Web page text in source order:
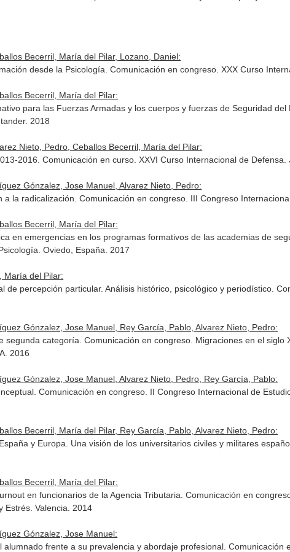
Becerril, María del Pilar, Lozano, Daniel:
desde la Psicología. Comunicación en congreso. XXX Curso
Becerril, María del Pilar:
para las Fuerzas Armadas y los cuerpos y fuerzas de Seguridad
2018
Nieto, Pedro, Ceballos Becerril, María del Pilar:
2016. Comunicación en curso. XXVI Curso Internacional de Defensa.
Gónzalez, Jose Manuel, Alvarez Nieto, Pedro:
la radicalización. Comunicación en congreso. III Congreso
Becerril, María del Pilar:
en emergencias en los programas formativos de las academias de
Oviedo, España. 2017
María del Pilar:
de percepción particular. Análisis histórico, psicológico y periodístico.
Gónzalez, Jose Manuel, Rey García, Pablo, Alvarez Nieto, Pedro:
segunda categoría. Comunicación en congreso. Migraciones en el siglo
2016
Gónzalez, Jose Manuel, Alvarez Nieto, Pedro, Rey García, Pablo:
Comunicación en congreso. II Congreso Internacional de
Becerril, María del Pilar, Rey García, Pablo, Alvarez Nieto, Pedro:
y Europa. Una visión de los universitarios civiles y militares
Becerril, María del Pilar:
en funcionarios de la Agencia Tributaria. Comunicación en
Estrés. Valencia. 2014
Gónzalez, Jose Manuel:
frente a su prevalencia y abordaje profesional. Comunicación